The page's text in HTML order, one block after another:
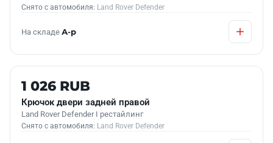
Снято с автомобиля: Land Rover Defender
На складе А-р
Б/У В НАЛИЧИИ
1 026 RUB
Крючок двери задней правой
Land Rover Defender I рестайлинг
Снято с автомобиля: Land Rover Defender